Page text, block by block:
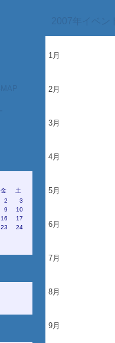
金
土
2
3
9
10
16
17
23
24
1月
2月
3月
4月
5月
6月
7月
8月
9月